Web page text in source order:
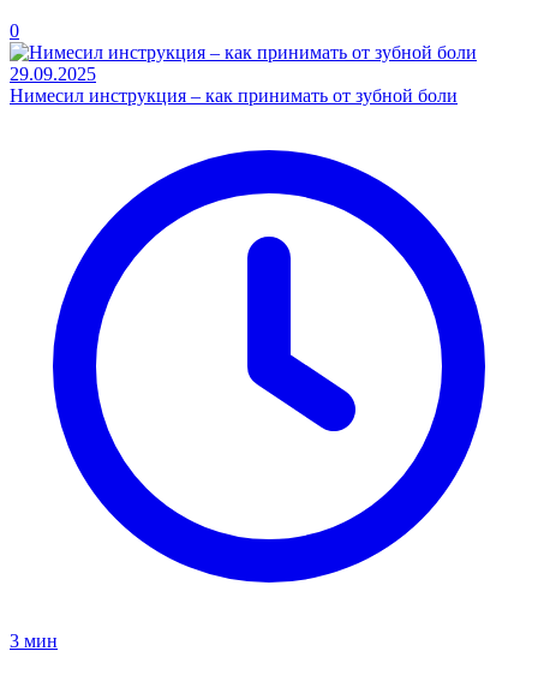
0
29.09.2025
Нимесил инструкция – как принимать от зубной боли
3 мин